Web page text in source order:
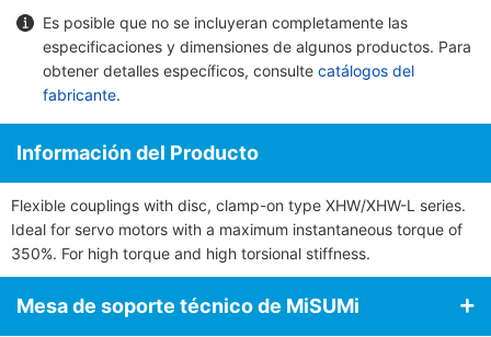
Es posible que no se incluyeran completamente las
especificaciones y dimensiones de algunos productos. Para
obtener detalles específicos, consulte catálogos del
fabricante.
Información del Producto
Flexible couplings with disc, clamp-on type XHW/XHW-L series.
Ideal for servo motors with a maximum instantaneous torque of
350%. For high torque and high torsional stiffness.
Mesa de soporte técnico de MiSUMi